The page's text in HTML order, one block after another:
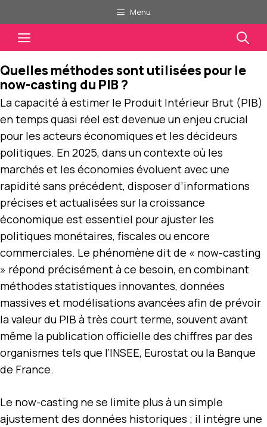
au
contenu
Menu
Menu
Quelles méthodes sont utilisées pour le
now-casting du PIB ?
La capacité à estimer le Produit Intérieur Brut (PIB)
en temps quasi réel est devenue un enjeu crucial
pour les acteurs économiques et les décideurs
politiques. En 2025, dans un contexte où les
marchés et les économies évoluent avec une
rapidité sans précédent, disposer d’informations
précises et actualisées sur la croissance
économique est essentiel pour ajuster les
politiques monétaires, fiscales ou encore
commerciales. Le phénomène dit de « now-casting
» répond précisément à ce besoin, en combinant
méthodes statistiques innovantes, données
massives et modélisations avancées afin de prévoir
la valeur du PIB à très court terme, souvent avant
même la publication officielle des chiffres par des
organismes tels que l’INSEE, Eurostat ou la Banque
de France.
Le now-casting ne se limite plus à un simple
ajustement des données historiques ; il intègre une